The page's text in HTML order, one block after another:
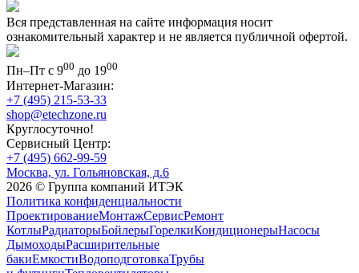
Вся представленная на сайте информация носит
ознакомительный характер и не является публичной офертой.
Пн–Пт с 900 до 1900
Интернет-Магазин:
+7 (495) 215-53-33
shop@etechzone.ru
Круглосуточно!
Сервисный Центр:
+7 (495) 662-99-59
Москва, ул. Гольяновская, д.6
2026 © Группа компаний ИТЭК
Политика конфиденциальности
ПроектированиеМонтажСервисРемонт
КотлыРадиаторыБойлерыГорелкиКондиционерыНасосы
ДымоходыРасширительные
бакиЕмкостиВодоподготовкаТрубы